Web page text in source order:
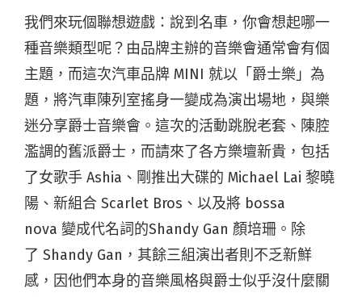
我們來玩個聯想遊戲：說到名車，你會想起哪一
種音樂類型呢？由品牌主辦的音樂會通常會有個
主題，而這次汽車品牌 MINI 就以「爵士樂」為
題，將汽車陳列室搖身一變成為演出場地，與樂
迷分享爵士音樂會。這次的活動跳脫老套、陳腔
濫調的舊派爵士，而請來了各方樂壇新貴，包括
了女歌手 Ashia 、剛推出大碟的 Michael Lai 黎曉
陽、新組合 Scarlet Bros、以及將 bossa
nova 變成代名詞的Shandy Gan 顏培珊 。除
了 Shandy Gan， 其餘三組演出者則不乏新鮮
感，因他們本身的音樂風格與爵士似乎沒什麼關